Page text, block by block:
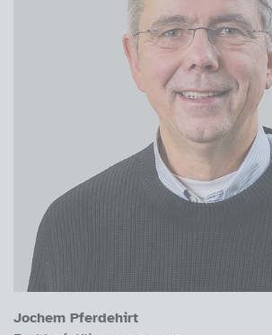
Jochem Pferdehirt